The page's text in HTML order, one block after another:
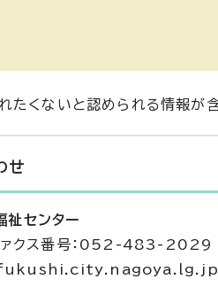
たくないと認められる情報が
せ
センター
クス番号：052-483-2029